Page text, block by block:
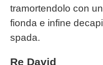
tramortendolo con
fionda e infine
spada.
Re David